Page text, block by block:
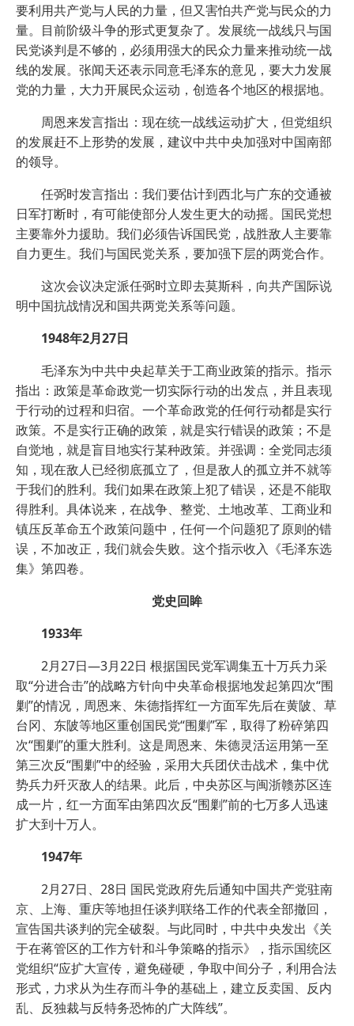
要利用共产党与人民的力量，但又害怕共产党与民众的力
量。目前阶级斗争的形式更复杂了。发展统一战线只与国
民党谈判是不够的，必须用强大的民众力量来推动统一战
线的发展。张闻天还表示同意毛泽东的意见，要大力发展
党的力量，大力开展民众运动，创造各个地区的根据地。
周恩来发言指出：现在统一战线运动扩大，但党组织
的发展赶不上形势的发展，建议中共中央加强对中国南部
的领导。
任弼时发言指出：我们要估计到西北与广东的交通被
日军打断时，有可能使部分人发生更大的动摇。国民党想
主要靠外力援助。我们必须告诉国民党，战胜敌人主要靠
自力更生。我们与国民党关系，要加强下层的两党合作。
这次会议决定派任弼时立即去莫斯科，向共产国际说
明中国抗战情况和国共两党关系等问题。
1948年2月27日
毛泽东为中共中央起草关于工商业政策的指示。指示
指出：政策是革命政党一切实际行动的出发点，并且表现
于行动的过程和归宿。一个革命政党的任何行动都是实行
政策。不是实行正确的政策，就是实行错误的政策；不是
自觉地，就是盲目地实行某种政策。并强调：全党同志须
知，现在敌人已经彻底孤立了，但是敌人的孤立并不就等
于我们的胜利。我们如果在政策上犯了错误，还是不能取
得胜利。具体说来，在战争、整党、土地改革、工商业和
镇压反革命五个政策问题中，任何一个问题犯了原则的错
误，不加改正，我们就会失败。这个指示收入《毛泽东选
集》第四卷。
党史回眸
1933年
2月27日—3月22日 根据国民党军调集五十万兵力采
取“分进合击”的战略方针向中央革命根据地发起第四次“围
剿”的情况，周恩来、朱德指挥红一方面军先后在黄陂、草
台冈、东陂等地区重创国民党“围剿”军，取得了粉碎第四
次“围剿”的重大胜利。这是周恩来、朱德灵活运用第一至
第三次反“围剿”中的经验，采用大兵团伏击战术，集中优
势兵力歼灭敌人的结果。此后，中央苏区与闽浙赣苏区连
成一片，红一方面军由第四次反“围剿”前的七万多人迅速
扩大到十万人。
1947年
2月27日、28日 国民党政府先后通知中国共产党驻南
京、上海、重庆等地担任谈判联络工作的代表全部撤回，
宣告国共谈判的完全破裂。与此同时，中共中央发出《关
于在蒋管区的工作方针和斗争策略的指示》，指示国统区
党组织“应扩大宣传，避免碰硬，争取中间分子，利用合法
形式，力求从为生存而斗争的基础上，建立反卖国、反内
乱、反独裁与反特务恐怖的广大阵线”。